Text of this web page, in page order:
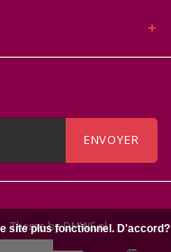
ENVOYER
- Theme byDMWS.nl
site plus fonctionnel. D'accord?